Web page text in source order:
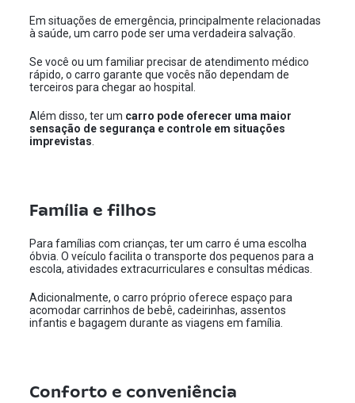
Em situações de emergência, principalmente relacionadas
à saúde, um carro pode ser uma verdadeira salvação.
Se você ou um familiar precisar de atendimento médico
rápido, o carro garante que vocês não dependam de
terceiros para chegar ao hospital.
Além disso, ter um carro pode oferecer uma maior
sensação de segurança e controle em situações
imprevistas
Família e filhos
Para famílias com crianças, ter um carro é uma escolha
óbvia. O veículo facilita o transporte dos pequenos para a
escola, atividades extracurriculares e consultas médicas.
Adicionalmente, o carro próprio oferece espaço para
acomodar carrinhos de bebê, cadeirinhas, assentos
infantis e bagagem durante as viagens em família.
Conforto e conveniência